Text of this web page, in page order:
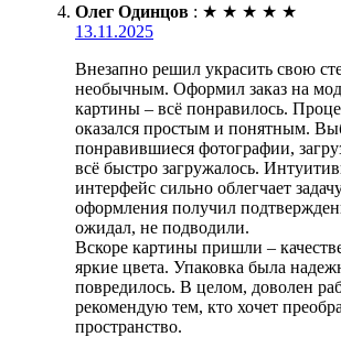
Олег Одинцов : ★ ★ ★ ★ ★
13.11.2025
Внезапно решил украсить свою
необычным. Оформил заказ на
картины – всё понравилось.
оказался простым и понятным.
понравившиеся фотографии,
всё быстро загружалось.
интерфейс сильно облегчает
оформления получил
ожидал, не подводили.
Вскоре картины пришли –
яркие цвета. Упаковка была
повредилось. В целом, доволен
рекомендую тем, кто хочет
пространство.